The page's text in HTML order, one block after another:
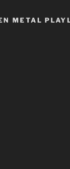
METAL